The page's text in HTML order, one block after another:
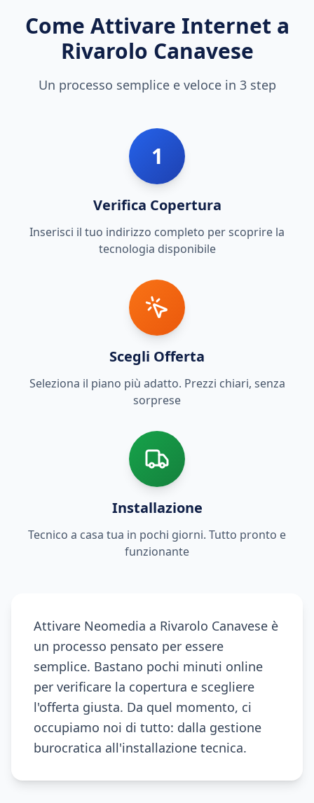
Come Attivare Internet a
Rivarolo Canavese
Un processo semplice e veloce in 3 step
1
Verifica Copertura
Inserisci il tuo indirizzo completo per scoprire la
tecnologia disponibile
Scegli Offerta
Seleziona il piano più adatto. Prezzi chiari, senza
sorprese
Installazione
Tecnico a casa tua in pochi giorni. Tutto pronto e
funzionante
Attivare Neomedia a Rivarolo Canavese è
un processo pensato per essere
semplice. Bastano pochi minuti online
per verificare la copertura e scegliere
l'offerta giusta. Da quel momento, ci
occupiamo noi di tutto: dalla gestione
burocratica all'installazione tecnica.